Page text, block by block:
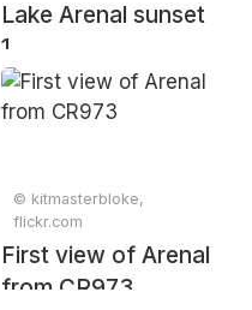
Lake Arenal sunset
1
© kitmasterbloke,
flickr.com
First view of Arenal
from CR973